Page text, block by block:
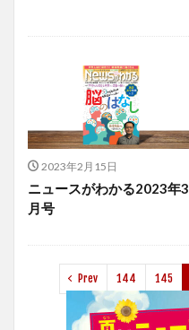
2023年2月15日
ニュースがわかる2023年3
月号
Prev 144 145